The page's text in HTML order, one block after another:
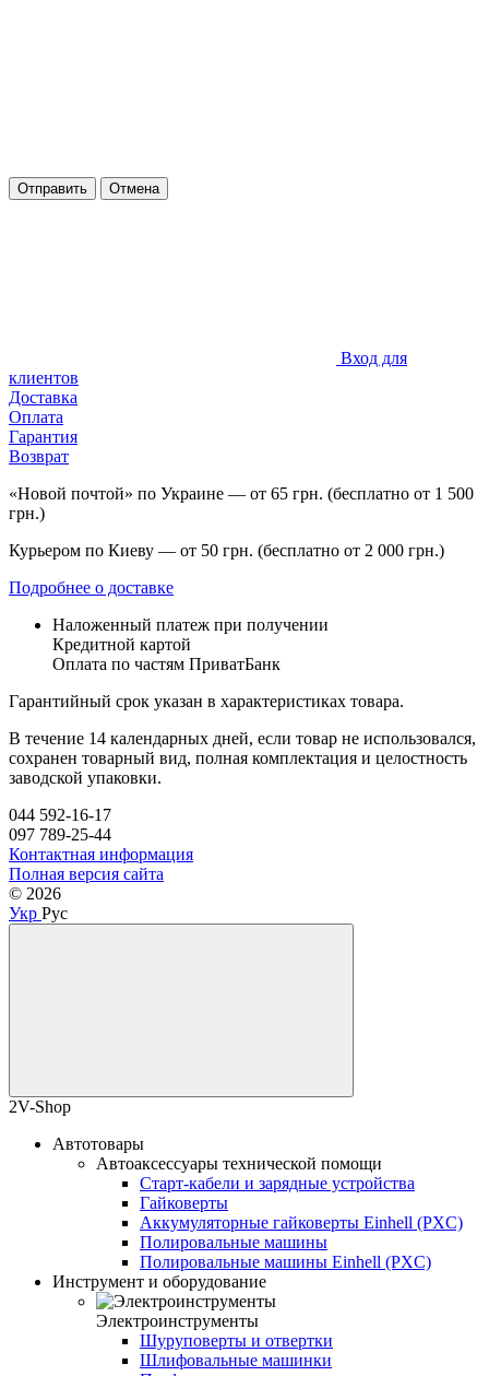
Отправить Отмена
Вход для
клиентов
Доставка
Оплата
Гарантия
Возврат
«Новой почтой» по Украине — от 65 грн. (бесплатно от 1 500
грн.)
Курьером по Киеву — от 50 грн. (бесплатно от 2 000 грн.)
Подробнее о доставке
Наложенный платеж при получении
Кредитной картой
Оплата по частям ПриватБанк
Гарантийный срок указан в характеристиках товара.
В течение 14 календарных дней, если товар не использовался,
сохранен товарный вид, полная комплектация и целостность
заводской упаковки.
044 592-16-17
097 789-25-44
Контактная информация
Полная версия сайта
© 2026
Укр Рус
2V-Shop
Автотовары
Автоаксессуары технической помощи
Старт-кабели и зарядные устройства
Гайковерты
Аккумуляторные гайковерты Einhell (PXC)
Полировальные машины
Полировальные машины Einhell (PXC)
Инструмент и оборудование
Электроинструменты
Шуруповерты и отвертки
Шлифовальные машинки